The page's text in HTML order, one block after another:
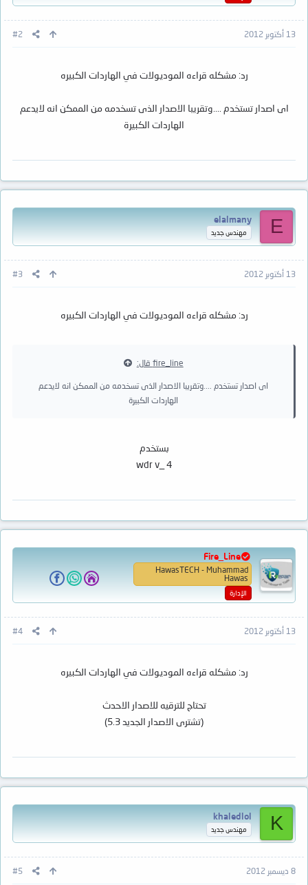
13 أكتوبر 2012 #2
رد: مشكله قراءه الموديولات في الهاردات الكبيره
اى اصدار تستخدم ....وتقريبا الاصدار الذى تسخدمه من الممكن انه لايدعم
الهاردات الكبيرة
E
elalmany
مهندس جديد
13 أكتوبر 2012 #3
رد: مشكله قراءه الموديولات في الهاردات الكبيره
fire_line قال:
اى اصدار تستخدم ....وتقريبا الاصدار الذى تسخدمه من الممكن انه لايدعم
الهاردات الكبيرة
بستخدم
wdr v_ 4
Fire_Line
HawasTECH - Muhammad
Hawas
الإدارة
13 أكتوبر 2012 #4
رد: مشكله قراءه الموديولات في الهاردات الكبيره
تحتاج للترقيه للاصدار الاحدث
(تشترى الاصدار الجديد 5.3)
K
khaledlol
مهندس جديد
8 ديسمبر 2012 #5